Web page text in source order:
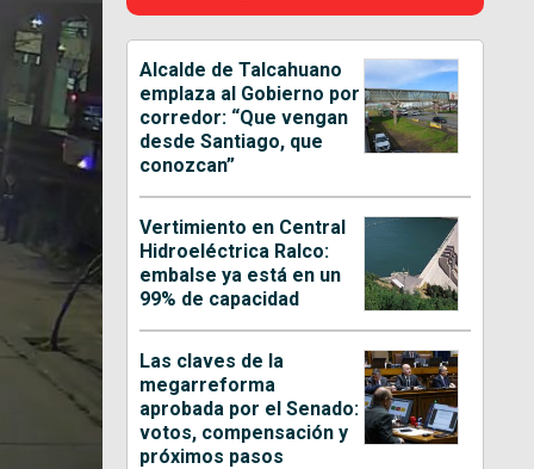
Alcalde de Talcahuano
emplaza al Gobierno por
corredor: “Que vengan
desde Santiago, que
conozcan”
Vertimiento en Central
Hidroeléctrica Ralco:
embalse ya está en un
99% de capacidad
Las claves de la
megarreforma
aprobada por el Senado:
votos, compensación y
próximos pasos